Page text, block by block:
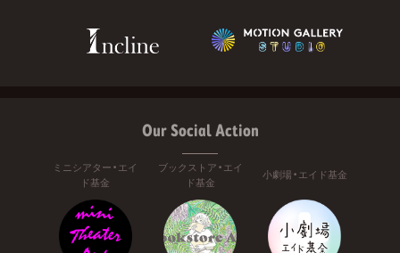
Our Social Action
ミニシアター・エイ
ド基金
ブックストア・エイ
ド基金
小劇場・エイド基金